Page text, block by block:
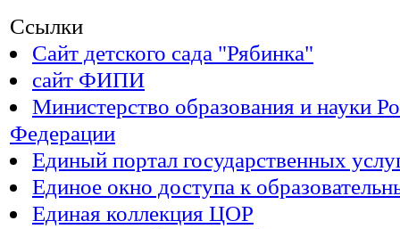
Ссылки
Сайт детского сада "Рябинка"
сайт ФИПИ
Министерство образования и науки
Федерации
Единый портал государственных
Единое окно доступа к
Единая коллекция ЦОР